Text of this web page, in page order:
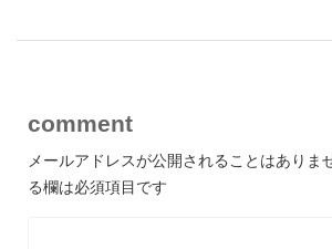
comment
メールアドレスが公開されることはありま
る欄は必須項目です